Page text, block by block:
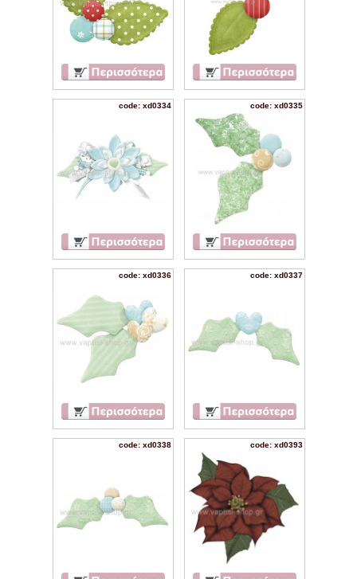
code: xd0334 code: xd0335
code: xd0336 code: xd0337
code: xd0338 code: xd0393